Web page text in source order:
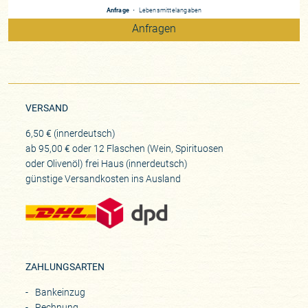
Fabios Weine und Vita belegen meine immer wieder
sein Handeln und hohes ethisches
Kämpft um das letzte Quäntchen Qualität! Und produziert
Heimatweine von unverwechselbarem Charakter.
Und diese packenden Barbera, Dolcetti und Baroli gibt es
heute noch zu Preisen, die im Kontext der besten Weine
dieser so prestigeträchtigen Region, dem kundigen Genießer
ein Lächeln ins Gesicht zu zaubern vermögen. Welch
gewellte Hügellandschaft der Langhe im Piemont, dem „Land
am Fuße der Berge“, diese mit ihrem herben Charme und
ihren kulinarischen Köstlichkeiten verzaubernden
Anfrage・ Lebensmittelangaben
Anfragen
VERSAND
6,50 € (innerdeutsch)
ab 95,00 € oder 12 Flaschen (Wein, Spirituosen
oder Olivenöl) frei Haus (innerdeutsch)
günstige Versandkosten ins Ausland
ZAHLUNGSARTEN
Bankeinzug